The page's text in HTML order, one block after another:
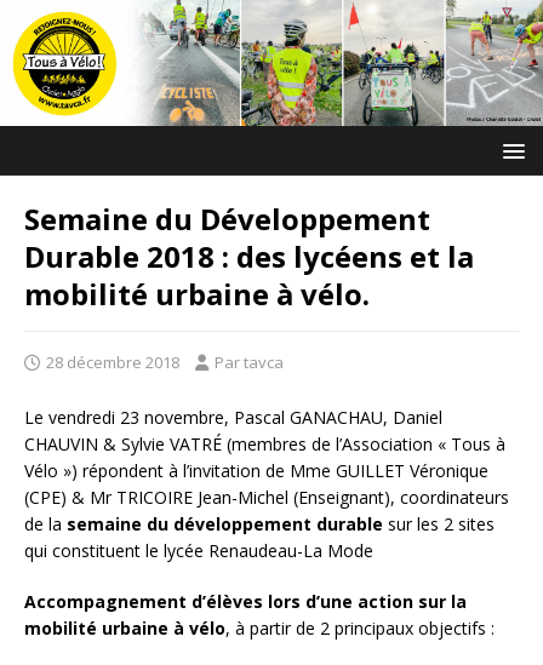
Semaine du Développement
Durable 2018 : des lycéens et la
mobilité urbaine à vélo.
28 décembre 2018 Par tavca
Le vendredi 23 novembre, Pascal GANACHAU, Daniel
CHAUVIN & Sylvie VATRÉ (membres de l’Association « Tous à
Vélo ») répondent à l’invitation de Mme GUILLET Véronique
(CPE) & Mr TRICOIRE Jean-Michel (Enseignant), coordinateurs
de la semaine du développement durable sur les 2 sites
qui constituent le lycée Renaudeau-La Mode
Accompagnement d’élèves lors d’une action sur la
mobilité urbaine à vélo, à partir de 2 principaux objectifs :